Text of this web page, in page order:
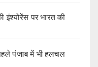
इंश्योरेंस पर भारत की
पंजाब में भी हलचल